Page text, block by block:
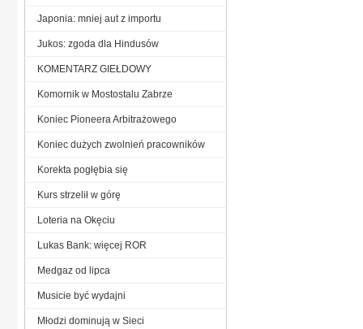
Japonia: mniej aut z importu
Jukos: zgoda dla Hindusów
KOMENTARZ GIEŁDOWY
Komornik w Mostostalu Zabrze
Koniec Pioneera Arbitrażowego
Koniec dużych zwolnień pracowników
Korekta pogłębia się
Kurs strzelił w górę
Loteria na Okęciu
Lukas Bank: więcej ROR
Medgaz od lipca
Musicie być wydajni
Młodzi dominują w Sieci